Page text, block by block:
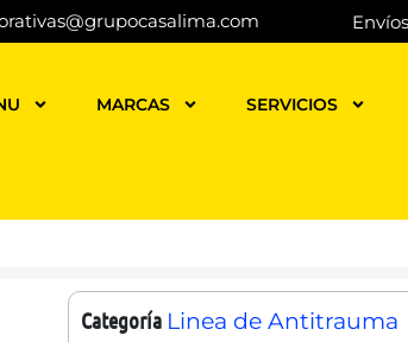
MARCAS SERVICIOS
Categoría Linea de Antitrauma